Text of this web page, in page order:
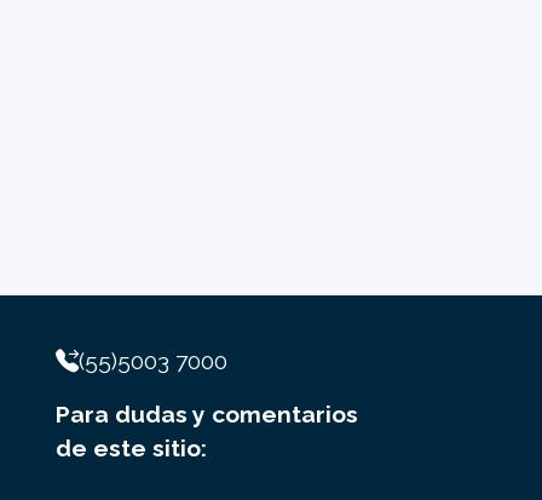
(55)5003 7000
Para dudas y comentarios
de este sitio: